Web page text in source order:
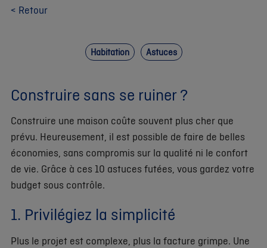
< Retour
Habitation Astuces
Construire sans se ruiner ?
Construire une maison coûte souvent plus cher que
prévu. Heureusement, il est possible de faire de belles
économies, sans compromis sur la qualité ni le confort
de vie. Grâce à ces 10 astuces futées, vous gardez votre
budget sous contrôle.
1. Privilégiez la simplicité
Plus le projet est complexe, plus la facture grimpe. Une